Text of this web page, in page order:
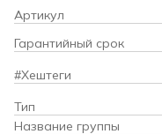
Артикул
Гарантийный срок
#Хештеги
Тип
Название группы